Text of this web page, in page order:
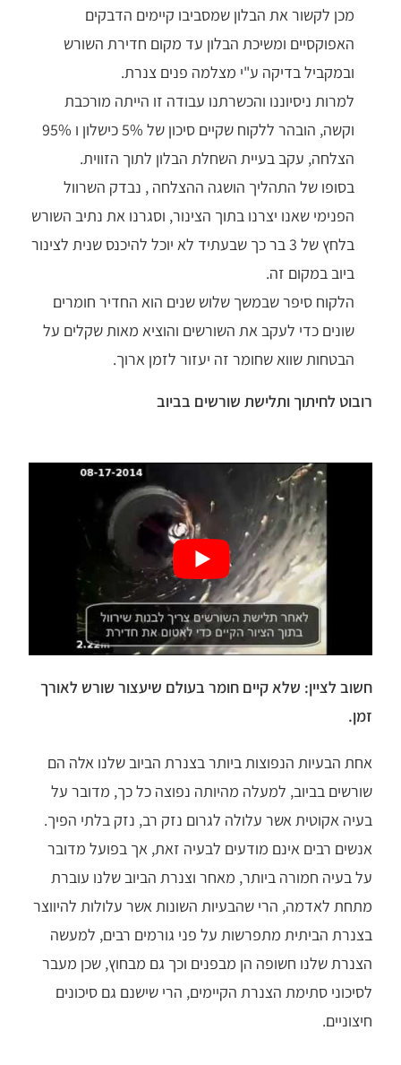
מכן לקשור את הבלון שמסביבו קיימים הדבקים
האפוקסיים ומשיכת הבלון עד מקום חדירת השורש
ובמקביל בדיקה ע"י מצלמה פנים צנרת.
למרות ניסיוננו והכשרתנו עבודה זו הייתה מורכבת
וקשה, הובהר ללקוח שקיים סיכון של 5% כישלון ו 95%
הצלחה, עקב בעיית השחלת הבלון לתוך הזווית.
בסופו של התהליך הושגה ההצלחה , נבדק השרוול
הפנימי שאנו יצרנו בתוך הצינור, וסגרנו את נתיב השורש
בלחץ של 3 בר כך שבעתיד לא יוכל להיכנס שנית לצינור
ביוב במקום זה.
הלקוח סיפר שבמשך שלוש שנים הוא החדיר חומרים
שונים כדי לעקב את השורשים והוציא מאות שקלים על
הבטחות שווא שחומר זה יעזור לזמן ארוך.
רובוט לחיתוך ותלישת שורשים בביוב
חשוב לציין: שלא קיים חומר בעולם שיעצור שורש לאורך
זמן.
אחת הבעיות הנפוצות ביותר בצנרת הביוב שלנו אלה הם
שורשים בביוב, למעלה מהיותה נפוצה כל כך, מדובר על
בעיה אקוטית אשר עלולה לגרום נזק רב, נזק בלתי הפיך.
אנשים רבים אינם מודעים לבעיה זאת, אך בפועל מדובר
על בעיה חמורה ביותר, מאחר וצנרת הביוב שלנו עוברת
מתחת לאדמה, הרי שהבעיות השונות אשר עלולות להיווצר
בצנרת הביתית מתפרשות על פני גורמים רבים, למעשה
הצנרת שלנו חשופה הן מבפנים וכך גם מבחוץ, שכן מעבר
לסיכוני סתימת הצנרת הקיימים, הרי שישנם גם סיכונים
חיצוניים.